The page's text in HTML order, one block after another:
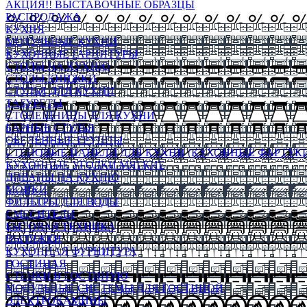
АКЦИЯ!! ВЫСТАВОЧНЫЕ ОБРАЗЦЫ
РАСПРОДАЖА
КУХНЯ
МОДУЛЬНЫЕ КУХНИ
КУХОННЫЕ ГАРНИТУРЫ
СТОЛЫ НА КУХНЮ
СТОЛЫ КНИЖКИ
СТУЛЬЯ ДЛЯ КУХНИ
ТАБУРЕТЫ
СТОЛЕШНИЦЫ ДЛЯ КУХНИ
БАРНЫЕ СТУЛЬЯ
ОБЕДЕННЫЕ ГРУППЫ
СТЕНОВЫЕ ПАНЕЛИ ДЛЯ КУХНИ (КУХОННЫЕ
КУХОННЫЕ УГОЛКИ МЯГКИЕ
ДИВАНЫ НА КУХНЮ
МОЙКИ
ФИЛЬТРЫ ДЛЯ ВОДЫ
СМЕСИТЕЛИ
БЫТОВАЯ ТЕХНИКА
ВЫТЯЖКИ
КУХОННАЯ ФУРНИТУРА
ГОСТИНАЯ
СТЕНКИ В ГОСТИНУЮ
МОДУЛЬНЫЕ СИСТЕМЫ ДЛЯ ГОСТИНОЙ
ЭЛЕКТРОКАМИНЫ